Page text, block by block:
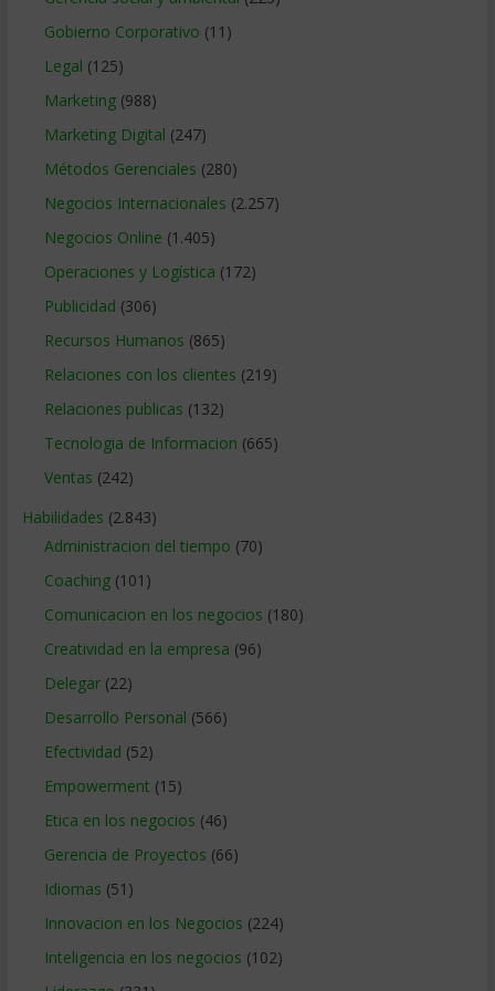
Gobierno Corporativo (11)
Legal (125)
Marketing(988)
Marketing Digital (247)
Métodos Gerenciales (280)
Negocios Internacionales (2.257)
Negocios Online (1.405)
Operaciones y Logística (172)
Publicidad (306)
Recursos Humanos (865)
Relaciones con los clientes (219)
Relaciones publicas (132)
Tecnologia de Informacion (665)
Ventas (242)
Habilidades (2.843)
Administracion del tiempo (70)
Coaching(101)
Comunicacion en los negocios (180)
Creatividad en la empresa (96)
Delegar(22)
Desarrollo Personal (566)
Efectividad (52)
Empowerment (15)
Etica en los negocios (46)
Gerencia de Proyectos (66)
Idiomas (51)
Innovacion en los Negocios (224)
Inteligencia en los negocios (102)